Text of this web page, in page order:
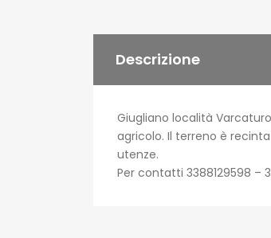
Descrizione
Giugliano località
agricolo. Il terreno è
utenze.
Per contatti 3388129598 –